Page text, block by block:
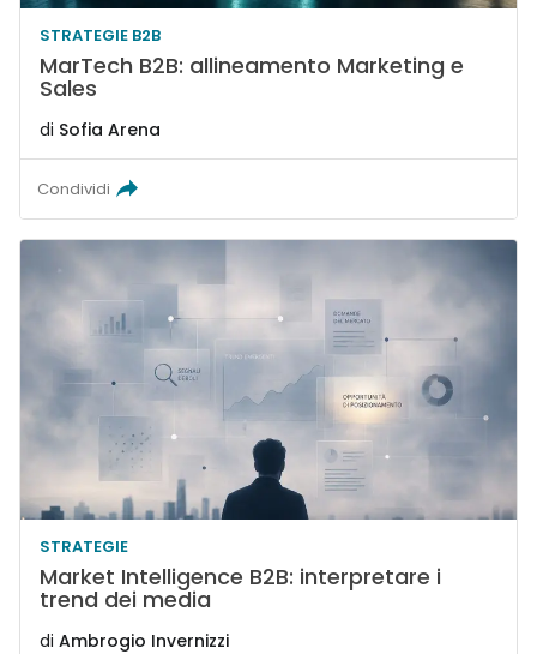
STRATEGIE B2B
MarTech B2B: allineamento Marketing e
Sales
di Sofia Arena
Condividi
STRATEGIE
Market Intelligence B2B: interpretare i
trend dei media
di Ambrogio Invernizzi